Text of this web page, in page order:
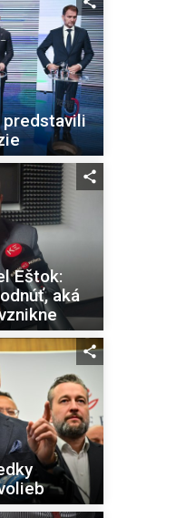
predstavili
Eštok:
aká